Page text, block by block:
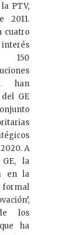
PTV,
2011.
cuatro
150
han
GE
A
la
en la
formal
los
ha